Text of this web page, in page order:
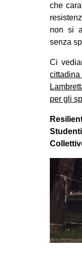
che
non si
senza
Ci
per gli